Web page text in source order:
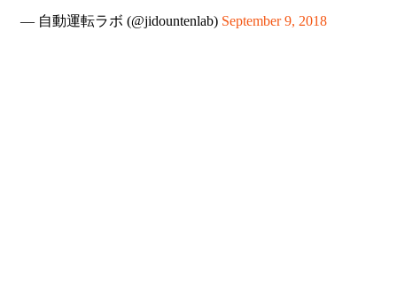
— 自動運転ラボ (@jidountenlab) September 9, 2018